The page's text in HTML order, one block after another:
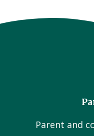
Parent and